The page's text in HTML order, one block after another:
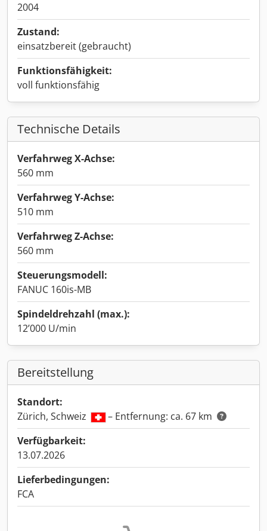
2004
Zustand:
einsatzbereit (gebraucht)
Funktionsfähigkeit:
voll funktionsfähig
Technische Details
Verfahrweg X-Achse:
560 mm
Verfahrweg Y-Achse:
510 mm
Verfahrweg Z-Achse:
560 mm
Steuerungsmodell:
FANUC 160is-MB
Spindeldrehzahl (max.):
12’000 U/min
Bereitstellung
Standort:
Zürich, Schweiz
– Entfernung: ca. 67 km
Verfügbarkeit:
13.07.2026
Lieferbedingungen:
FCA